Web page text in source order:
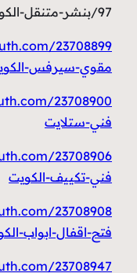
97/بنشر-متنقل-الكويت
مقوي-سيرفس-
فني-ستلايت
فني-تكييف-الكويت
فتح-اقفال-ابواب-